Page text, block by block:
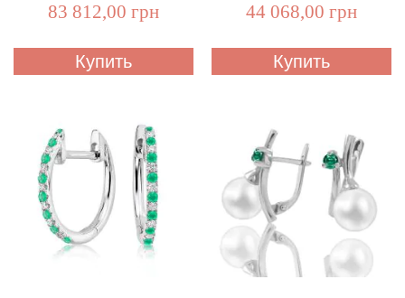
83 812,00 грн
Купить
44 068,00 грн
Купить